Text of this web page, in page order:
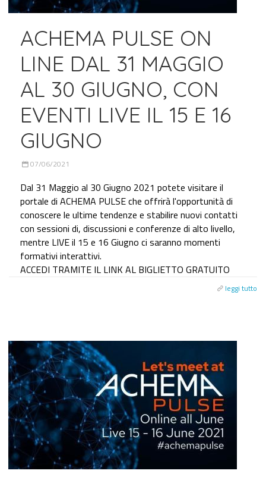
ACHEMA PULSE ON
LINE DAL 31 MAGGIO
AL 30 GIUGNO, CON
EVENTI LIVE IL 15 E 16
GIUGNO
07/06/2021
Dal 31 Maggio al 30 Giugno 2021 potete visitare il
portale di ACHEMA PULSE che offrirà l'opportunità di
conoscere le ultime tendenze e stabilire nuovi contatti
con sessioni di, discussioni e conferenze di alto livello,
mentre LIVE il 15 e 16 Giugno ci saranno momenti
formativi interattivi.
ACCEDI TRAMITE IL LINK AL BIGLIETTO GRATUITO
leggi tutto